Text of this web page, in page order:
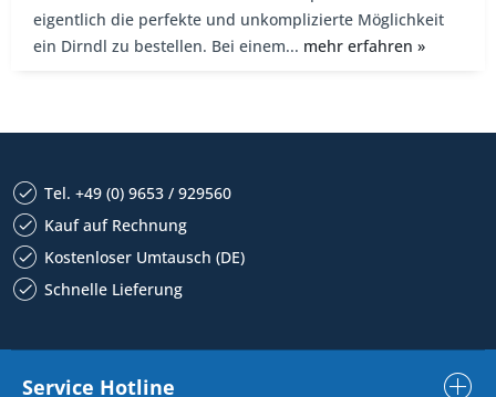
eigentlich die perfekte und unkomplizierte Möglichkeit
ein Dirndl zu bestellen. Bei einem... mehr erfahren »
Tel. +49 (0) 9653 / 929560
Kauf auf Rechnung
Kostenloser Umtausch (DE)
Schnelle Lieferung
Service Hotline